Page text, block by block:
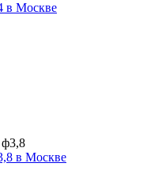
в Москве
в Москве